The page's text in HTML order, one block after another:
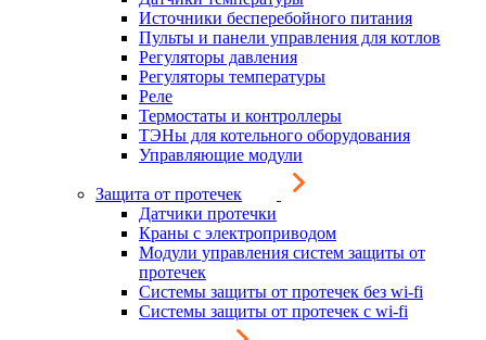
Источники бесперебойного питания
Пульты и панели управления для котлов
Регуляторы давления
Регуляторы температуры
Реле
Термостаты и контроллеры
ТЭНы для котельного оборудования
Управляющие модули
Защита от протечек
Датчики протечки
Краны с электроприводом
Модули управления систем защиты от
протечек
Системы защиты от протечек без wi-fi
Системы защиты от протечек с wi-fi